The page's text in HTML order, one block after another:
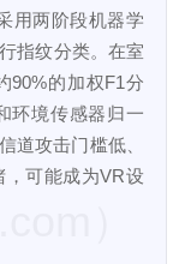
用两阶段机器学
指纹分类。在室
90%的加权F1分
环境传感器归一
道攻击门槛低、
可能成为VR设
）